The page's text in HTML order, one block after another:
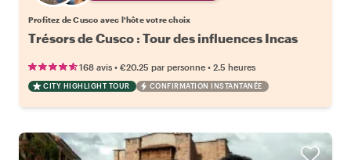
Profitez de Cusco avec l'hôte votre choix
Trésors de Cusco : Tour des influences Incas
168 avis • €20.25 par personne • 2.5 heures
CITY HIGHLIGHT TOUR CONFIRMATION INSTANTANÉE